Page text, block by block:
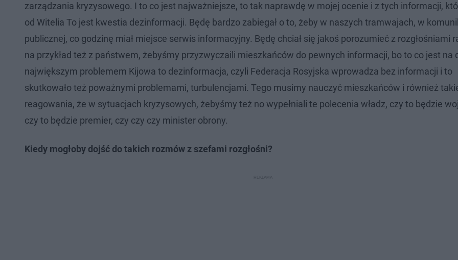
zarządzania kryzysowego. I to co jest najważniejsze, to tak naprawdę w mojej ocenie i z tych informacji,
od Witelia To jest kwestia dezinformacji. Będę bardzo zabiegał o to, żeby w naszych tramwajach, w
publicznej, co godzinę miał miejsce serwis informacyjny. Będę chciał się jakoś porozumieć z rozgłośniami
na przykład też z państwem, żebyśmy przyzwyczaili mieszkańców do pewnych informacji, bo to co jest na
największym problemem Kijowa to dezinformacja, czyli Federacja Rosyjska wprowadza bez informacji i to
skutkowało też poważnymi problemami, turbulencjami. Tego musimy nauczyć mieszkańców i również
reagowania, że w sytuacjach kryzysowych, żebyśmy też no wypełniali te polecenia władz, czy to będzie
czy to będzie premier, czy czy czy minister obrony.
Kiedy mogłoby dojść do takich rozmów z szefami rozgłośni?